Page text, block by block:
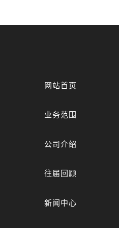
网站首页
业务范围
公司介绍
往届回顾
新闻中心